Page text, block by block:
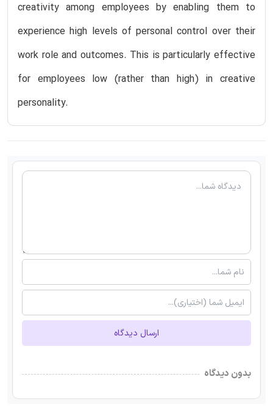
creativity among employees by enabling them to
experience high levels of personal control over their
work role and outcomes. This is particularly effective
for employees low (rather than high) in creative
personality.
ارسال دیدگاه
بدون دیدگاه